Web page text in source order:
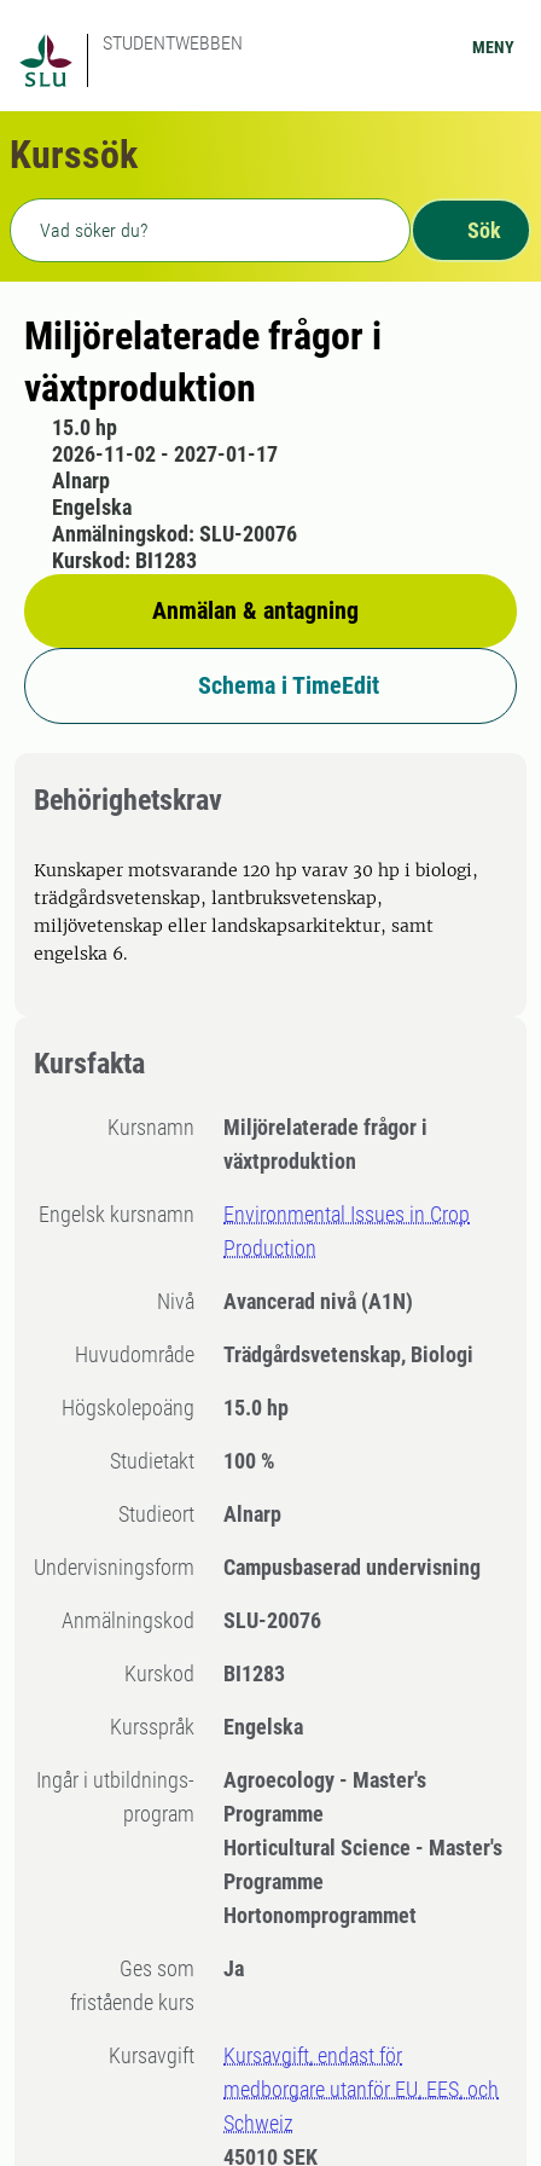
STUDENTWEBBEN MENY
Kurssök
Fritext sökning
Sök
Miljörelaterade frågor i
växtproduktion
15.0 hp
2026-11-02 - 2027-01-17
Alnarp
Engelska
Anmälan & antagning
Anmälningskod: SLU-20076
Kurskod: BI1283
Schema i TimeEdit
Behörighetskrav
Kunskaper motsvarande 120 hp varav 30 hp i biologi,
trädgårdsvetenskap, lantbruksvetenskap,
miljövetenskap eller landskapsarkitektur, samt
engelska 6.
Kursfakta
Kursnamn
Miljörelaterade frågor i
växtproduktion
Engelsk kursnamn
Environmental Issues in Crop
Production
Nivå Avancerad nivå (A1N)
Huvudområde Trädgårdsvetenskap, Biologi
högskolepoäng 15.0 hp
Studietakt 100 %
Studieort Alnarp
Undervisningsform Campusbaserad undervisning
Anmälningskod SLU-20076
Kurskod BI1283
Kursspråk Engelska
Ingår i utbildnings-
program
Agroecology - Master's
Programme
Horticultural Science - Master's
Programme
Hortonomprogrammet
Ges som
fristående kurs
Ja
Kursavgift
Kursavgift, endast för
medborgare utanför EU, EES, och
Schweiz
45010 SEK